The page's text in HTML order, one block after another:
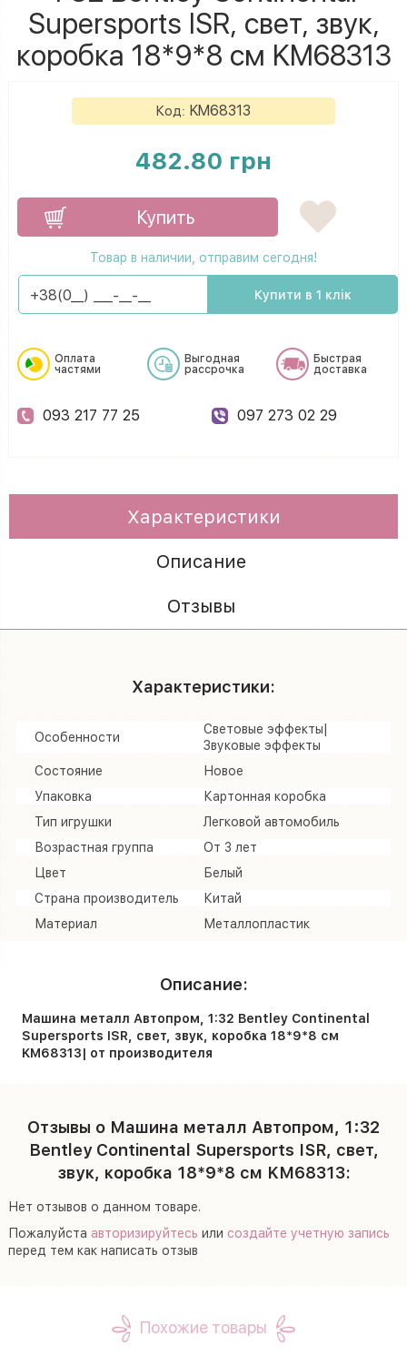
Supersports ISR, свет, звук,
коробка 18*9*8 см KM68313
Код: KM68313
482.80 грн
Купить
Товар в наличии, отправим сегодня!
Купити в 1 клік
Оплата
частями
Выгодная
рассрочка
Быстрая
доставка
093 217 77 25 097 273 02 29
Характеристики
Описание
Отзывы
Характеристики:
Особенности
Световые эффекты|
Звуковые эффекты
Состояние
Новое
Упаковка
Картонная коробка
Тип игрушки
Легковой автомобиль
Возрастная группа
От 3 лет
Цвет
Белый
Страна производитель
Китай
Материал
Металлопластик
Описание:
Машина металл Автопром, 1:32 Bentley Continental
Supersports ISR, свет, звук, коробка 18*9*8 см
KM68313| от производителя
Отзывы о Машина металл Автопром, 1:32
Bentley Continental Supersports ISR, свет,
звук, коробка 18*9*8 см KM68313:
Нет отзывов о данном товаре.
Пожалуйста авторизируйтесь или создайте учетную запись
перед тем как написать отзыв
Похожие товары